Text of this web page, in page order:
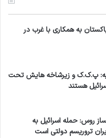
در مشارکت
یکی دیگر از
سازماندهی و
صیاد شیرازی (به
با نام مستعار
به همکاری با غرب در
پ.ک.ک و زیرشاخه هایش تحت
هستند
روس: حمله اسرائیل به
تروریسم دولتی است